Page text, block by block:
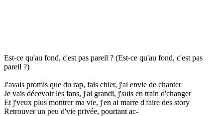
Est-ce qu'au fond, c'est pas pareil ? (Est-ce qu'au fond, c'est pas
pareil ?)
J'avais promis que du rap, fais chier, j'ai envie de chanter
Je vais décevoir les fans, j'ai grandi, j'suis en train d'changer
Et j'veux plus montrer ma vie, j'en ai marre d'faire des story
Retrouver un peu d'vie privée, pourtant ac-